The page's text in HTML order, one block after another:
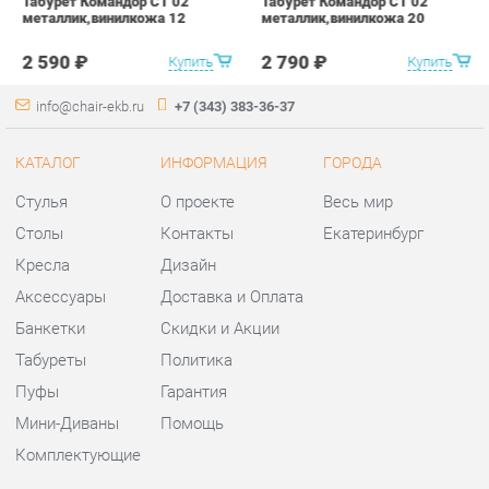
Столы
Кресла
Аксессуары
Банкетки
Комплектующие
Контакты
Дизайн
Доставка и Оплата
Скидки и Акции
Екатеринбург
КОНТАКТЫ
Шоурум и склад самовывоза
Адрес: г. Екатеринбург,
ул.Металлургов, 84
Телефон: +7 (343) 383-36-37